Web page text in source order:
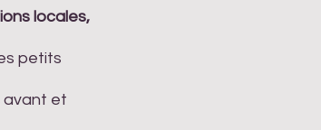
locales,
petits
avant et